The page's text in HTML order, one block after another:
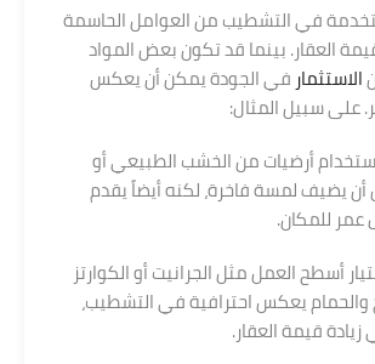
في التشطيب من العوامل الحاسمة
العقار. بينما قد تكون بعض المواد
الاستثمار في الجودة يمكن أن يعكس
على سبيل المثال:
أرضيات من الخشب الطبيعي أو
أن يضيف لمسة فاخرة، لكنه أيضاً يقدم
للمكان.
أسطح العمل مثل الجرانيت أو الكوارتز
يعكس احترافية في التشطيب،
قيمة العقار.